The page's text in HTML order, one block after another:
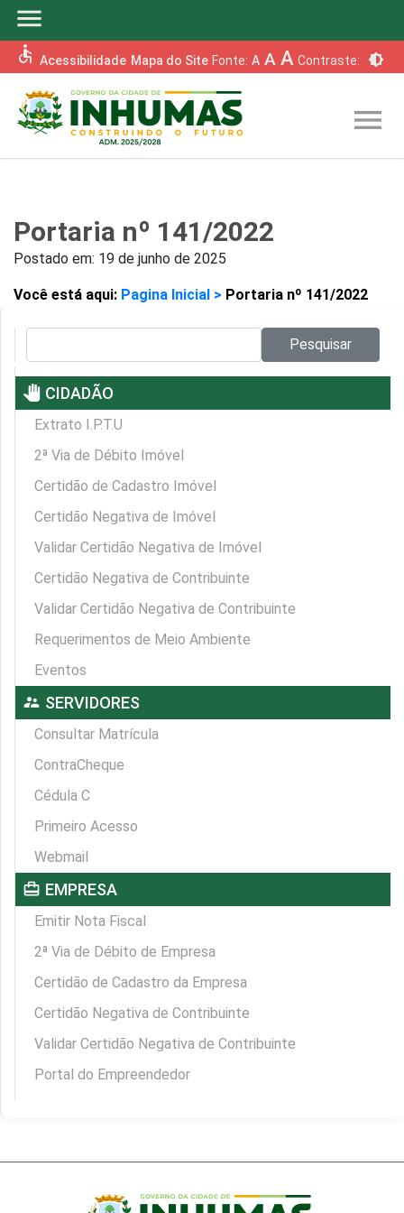
menu
accessible Acessibilidade Mapa do Site Fonte: A A A Contraste: brightness_6
menu
Portaria nº 141/2022
Postado em: 19 de junho de 2025
Você está aqui: Pagina Inicial > Portaria nº 141/2022
Pesquisar
pan_tool CIDADÃO
Extrato I.P.T.U
2ª Via de Débito Imóvel
Certidão de Cadastro Imóvel
Certidão Negativa de Imóvel
Validar Certidão Negativa de Imóvel
Certidão Negativa de Contribuinte
Validar Certidão Negativa de Contribuinte
Requerimentos de Meio Ambiente
Eventos
supervisor_account SERVIDORES
Consultar Matrícula
ContraCheque
Cédula C
Primeiro Acesso
Webmail
card_travel EMPRESA
Emitir Nota Fiscal
2ª Via de Débito de Empresa
Certidão de Cadastro da Empresa
Certidão Negativa de Contribuinte
Validar Certidão Negativa de Contribuinte
Portal do Empreendedor